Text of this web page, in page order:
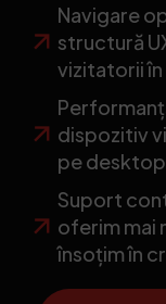
Navigare
structură
vizitatorii
dispozitiv
pe
Suport
oferim mai
însoțim în